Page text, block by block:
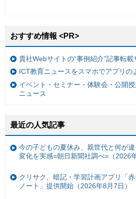
おすすめ情報 <PR>
貴社Webサイトの“事例紹介”記事転載
ICT教育ニュースをスマホでアプリの
イベント・セミナー・体験会・公開
ニュース
最近の人気記事
今の子どもの夏休み、親世代と何が
変化を実感=朝日新聞社調べ=（2026
クリサク、暗記・学習計画アプリ「
ノート」提供開始（2026年8月7日）